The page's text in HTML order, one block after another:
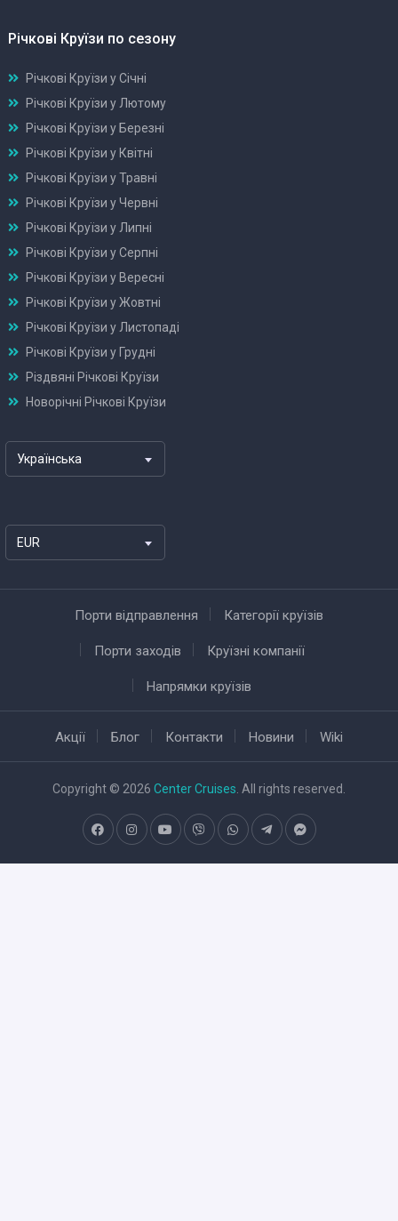
Річкові Круїзи по сезону
Річкові Круїзи у Січні
Річкові Круїзи у Лютому
Річкові Круїзи у Березні
Річкові Круїзи у Квітні
Річкові Круїзи у Травні
Річкові Круїзи у Червні
Річкові Круїзи у Липні
Річкові Круїзи у Серпні
Річкові Круїзи у Вересні
Річкові Круїзи у Жовтні
Річкові Круїзи у Листопаді
Річкові Круїзи у Грудні
Різдвяні Річкові Круїзи
Новорічні Річкові Круїзи
Українська
EUR
Порти відправлення Категорії круїзів
Порти заходів Круїзні компанії
Напрямки круїзів
Акції Блог Контакти Новини Wiki
Copyright © 2026 Center Cruises . All rights reserved.